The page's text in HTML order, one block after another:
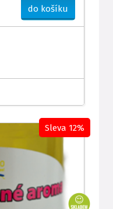
do košíku
Sleva 12%